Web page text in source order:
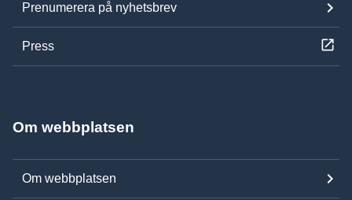
Prenumerera på nyhetsbrev
Press
Om webbplatsen
Om webbplatsen